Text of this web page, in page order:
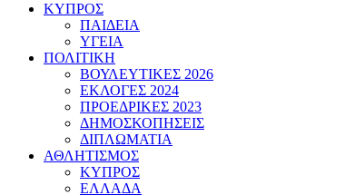
ΚΥΠΡΟΣ
ΠΑΙΔΕΙΑ
ΥΓΕΙΑ
ΠΟΛΙΤΙΚΗ
ΒΟΥΛΕΥΤΙΚΕΣ 2026
ΕΚΛΟΓΕΣ 2024
ΠΡΟΕΔΡΙΚΕΣ 2023
ΔΗΜΟΣΚΟΠΗΣΕΙΣ
ΔΙΠΛΩΜΑΤΙΑ
ΑΘΛΗΤΙΣΜΟΣ
ΚΥΠΡΟΣ
ΕΛΛΑΔΑ